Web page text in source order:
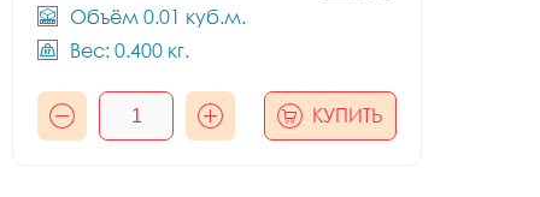
Объём 0.01 куб.м.
Вес: 0.400 кг.
КУПИТЬ